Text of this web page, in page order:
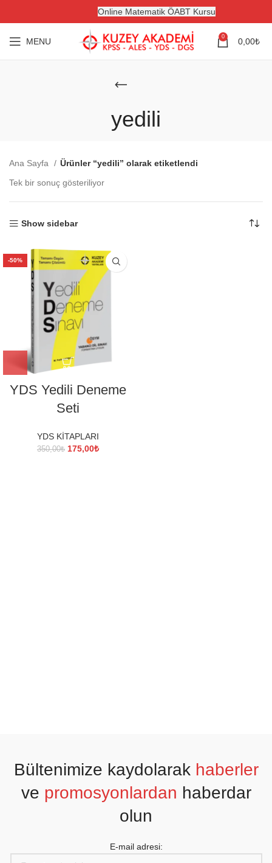
Online Matematik ÖABT Kursu
MENU 0 0,00₺
yedili
Ana Sayfa
Ürünler “yedili” olarak etiketlendi
Tek bir sonuç gösteriliyor
Show sidebar
-50%
YDS Yedili Deneme
Seti
YDS KİTAPLARI
350,00₺ Orijinal
175,00₺Şu
Bültenimize kaydolarak haberler
ve promosyonlardan haberdar
olun
E-mail adresi: